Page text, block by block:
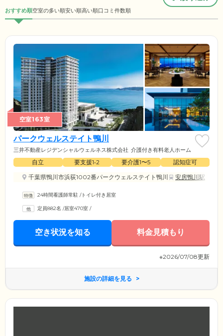
おすすめ順空室の多い順安い順高い順口コミ件数順
空室163室
パークウェルステイト鴨川
三井不動産レジデンシャルウェルネス株式会社 介護付き有料老人ホーム
自立 要支援1•2 要介護1〜5
認知症可
千葉県鴨川市浜荻1002番パークウェルステイト鴨川
安房鴨川駅
24時間看護師常駐 /トイレ付き居室
定員882名 /居室470室 /
空き状況を知る 料金見積もり
※2026/07/08更新
施設の詳細を見る